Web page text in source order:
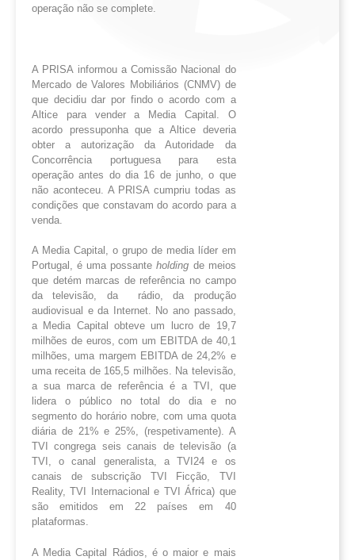
operação não se complete.
A PRISA informou a Comissão Nacional do
Mercado de Valores Mobiliários (CNMV) de
que decidiu dar por findo o acordo com a
Altice para vender a Media Capital. O
acordo pressuponha que a Altice deveria
obter a autorização da Autoridade da
Concorrência portuguesa para esta
operação antes do dia 16 de junho, o que
não aconteceu. A PRISA cumpriu todas as
condições que constavam do acordo para a
venda.
A Media Capital, o grupo de media líder em
Portugal, é uma possanteholding de meios
que detém marcas de referência no campo
da televisão, da rádio, da produção
audiovisual e da Internet. No ano passado,
a Media Capital obteve um lucro de 19,7
milhões de euros, com um EBITDA de 40,1
milhões, uma margem EBITDA de 24,2% e
uma receita de 165,5 milhões. Na televisão,
a sua marca de referência é a TVI, que
lidera o público no total do dia e no
segmento do horário nobre, com uma quota
diária de 21% e 25%, (respetivamente). A
TVI congrega seis canais de televisão (a
TVI, o canal generalista, a TVI24 e os
canais de subscrição TVI Ficção, TVI
Reality, TVI Internacional e TVI África) que
são emitidos em 22 países em 40
plataformas.
A Media Capital Rádios, é o maior e mais